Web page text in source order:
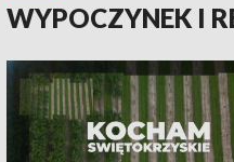
WYPOCZYNEK I